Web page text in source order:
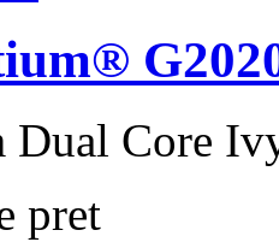
Dual Core
pret